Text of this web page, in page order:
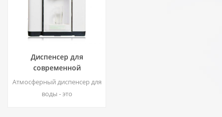
Диспенсер для
современной
деионизированной
ZL9510W
Атмосферный диспенсер для
воды - это